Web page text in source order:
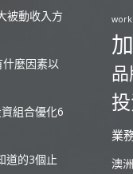
被動收入方
什麼因素以
組合優化6
道的3個止
業
澳洲